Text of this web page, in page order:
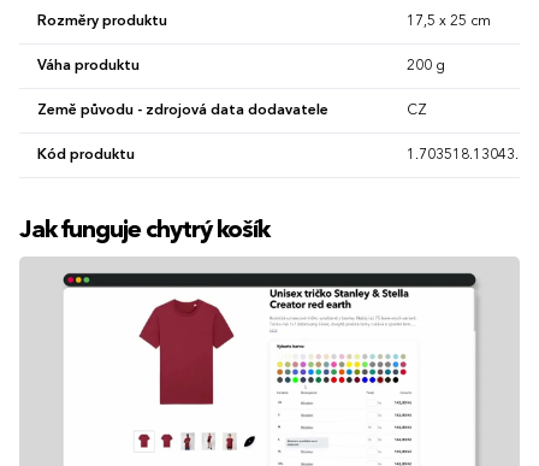
Rozměry produktu 17,5 x 25 cm
Váha produktu 200 g
Země původu - zdrojová data dodavatele CZ
Kód produktu 1.703518.13043.00
Jak funguje chytrý košík